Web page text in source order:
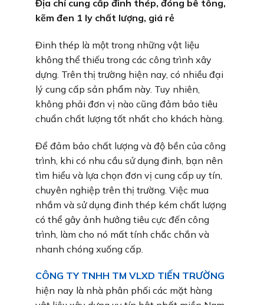
Địa chỉ cung cấp đinh thép, đóng bê tông,
kẽm đen 1 ly chất lượng, giá rẻ
Đinh thép là một trong những vật liệu
không thể thiếu trong các công trình xây
dựng. Trên thị trường hiện nay, có nhiều đại
lý cung cấp sản phẩm này. Tuy nhiên,
không phải đơn vị nào cũng đảm bảo tiêu
chuẩn chất lượng tốt nhất cho khách hàng.
Để đảm bảo chất lượng và độ bền của công
trình, khi có nhu cầu sử dụng đinh, bạn nên
tìm hiểu và lựa chọn đơn vị cung cấp uy tín,
chuyên nghiệp trên thị trường. Việc mua
nhầm và sử dụng đinh thép kém chất lượng
có thể gây ảnh hưởng tiêu cực đến công
trình, làm cho nó mất tính chắc chắn và
nhanh chóng xuống cấp.
CÔNG TY TNHH TM VLXD TIẾN TRƯỜNG
hiện nay là nhà phân phối các mặt hàng